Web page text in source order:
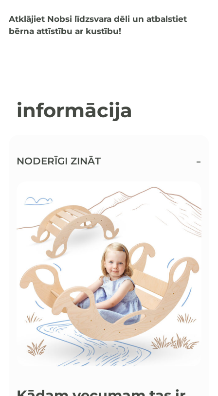
Atklājiet Nobsi līdzsvara dēli un atbalstiet
bērna attīstību ar kustību!
informācija
NODERĪGI ZINĀT